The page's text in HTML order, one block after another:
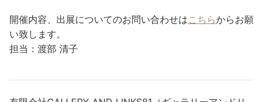
開催内容、出展についてのお問い合わせはこちらからお願
い致します。
担当：渡部 清子